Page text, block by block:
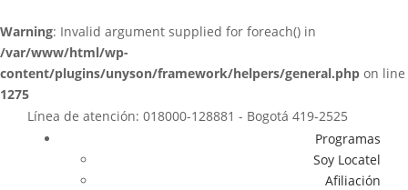
Warning: Invalid argument supplied for foreach() in
/var/www/html/wp-
content/plugins/unyson/framework/helpers/general.php on line
1275
Línea de atención: 018000-128881 - Bogotá 419-2525
Programas
Soy Locatel
Afiliación